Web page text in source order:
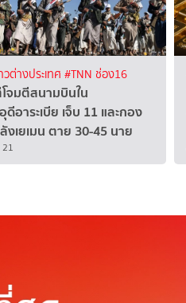
ต่างประเทศ #TNN ช่อง16
จมตีสนามบินใน
ดีอาระเบีย เจ็บ 11 และกอง
งเยเมน ตาย 30-45 นาย
21